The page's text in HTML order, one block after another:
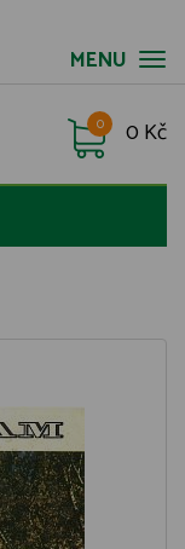
MENU
0 Kč
0